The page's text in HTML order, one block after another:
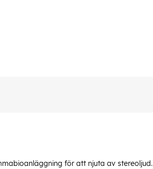
för att njuta av stereoljud.